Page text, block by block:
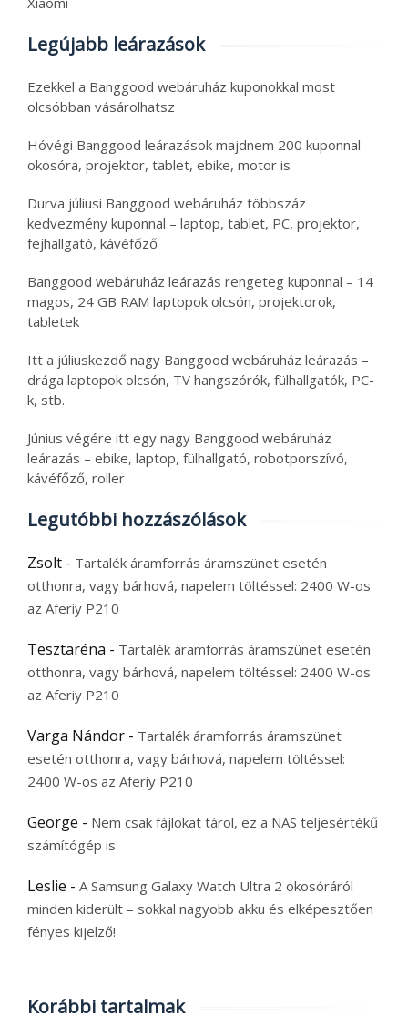
Legújabb leárazások
Ezekkel a Banggood webáruház kuponokkal most
olcsóbban vásárolhatsz
Hóvégi Banggood leárazások majdnem 200 kuponnal –
okosóra, projektor, tablet, ebike, motor is
Durva júliusi Banggood webáruház többszáz
kedvezmény kuponnal – laptop, tablet, PC, projektor,
fejhallgató, kávéfőző
Banggood webáruház leárazás rengeteg kuponnal – 14
magos, 24 GB RAM laptopok olcsón, projektorok,
tabletek
Itt a júliuskezdő nagy Banggood webáruház leárazás –
drága laptopok olcsón, TV hangszórók, fülhallgatók, PC-
k, stb.
Június végére itt egy nagy Banggood webáruház
leárazás – ebike, laptop, fülhallgató, robotporszívó,
kávéfőző, roller
Legutóbbi hozzászólások
Zsolt - Tartalék áramforrás áramszünet esetén
otthonra, vagy bárhová, napelem töltéssel: 2400 W-os
az Aferiy P210
Tesztaréna - Tartalék áramforrás áramszünet esetén
otthonra, vagy bárhová, napelem töltéssel: 2400 W-os
az Aferiy P210
Varga Nándor - Tartalék áramforrás áramszünet
esetén otthonra, vagy bárhová, napelem töltéssel:
2400 W-os az Aferiy P210
George - Nem csak fájlokat tárol, ez a NAS teljesértékű
számítógép is
Leslie - A Samsung Galaxy Watch Ultra 2 okosóráról
minden kiderült – sokkal nagyobb akku és elképesztően
fényes kijelző!
Korábbi tartalmak